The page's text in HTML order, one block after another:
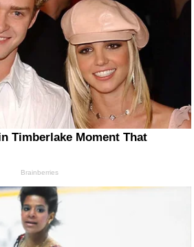
Timberlake Moment That
Brainberries